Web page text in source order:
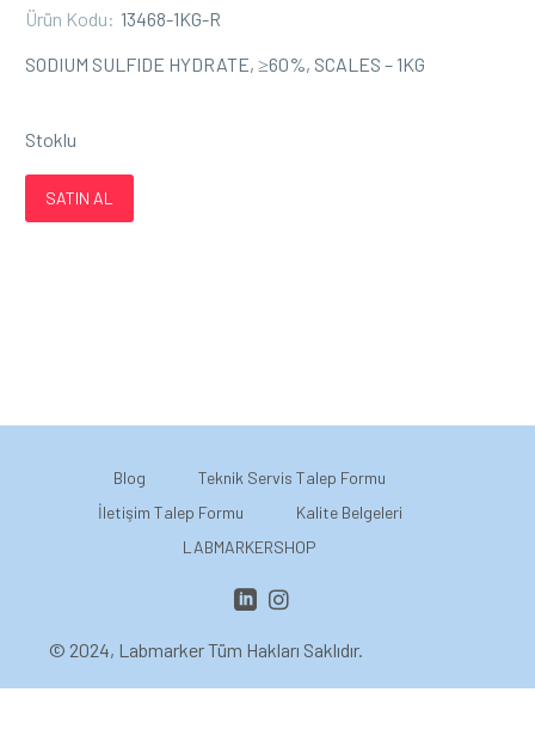
Ürün Kodu: 13468-1KG-R
SODIUM SULFIDE HYDRATE, ≥60%, SCALES – 1KG
Stoklu
SATIN AL
© 2024, Labmarker Tüm Hakları Saklıdır.
Blog
Teknik Servis Talep Formu
İletişim Talep Formu
Kalite Belgeleri
LABMARKERSHOP